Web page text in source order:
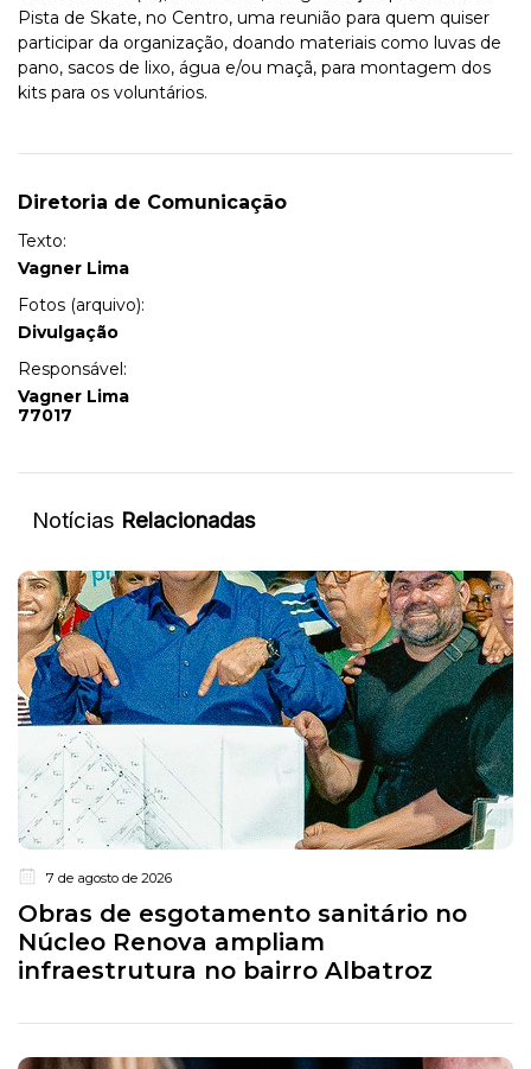
Pista de Skate, no Centro, uma reunião para quem quiser
participar da organização, doando materiais como luvas de
pano, sacos de lixo, água e/ou maçã, para montagem dos
kits para os voluntários.
Diretoria de Comunicação
Texto:
Vagner Lima
Fotos (arquivo):
Divulgação
Responsável:
Vagner Lima
77017
Notícias Relacionadas
7 de agosto de 2026
Obras de esgotamento sanitário no
Núcleo Renova ampliam
infraestrutura no bairro Albatroz